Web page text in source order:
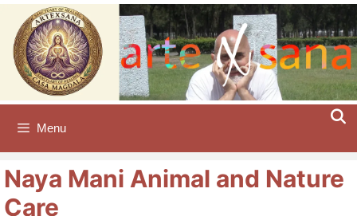
Vai
contenuto
Menu
Naya Mani Animal and Nature
Care